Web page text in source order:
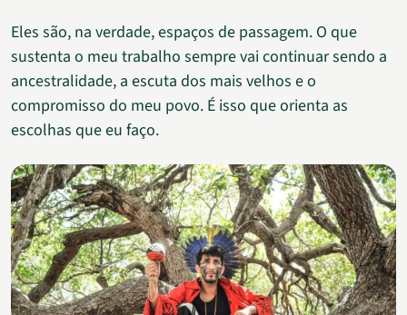
Eles são, na verdade, espaços de passagem. O que
sustenta o meu trabalho sempre vai continuar sendo a
ancestralidade, a escuta dos mais velhos e o
compromisso do meu povo. É isso que orienta as
escolhas que eu faço.